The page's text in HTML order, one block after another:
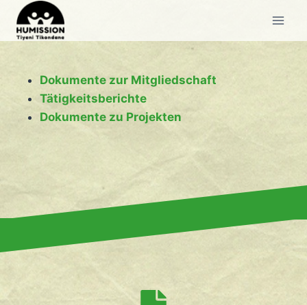
Zum
Inhalt
springen
Dokumente zur Mitgliedschaft
Tätigkeitsberichte
Dokumente zu Projekten